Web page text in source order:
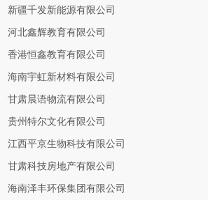
新疆千发新能源有限公司
河北鑫辉教育有限公司
香港恒鑫教育有限公司
海南宇虹新材料有限公司
甘肃晨语物流有限公司
贵州特尔文化有限公司
江西平京生物科技有限公司
甘肃科技房地产有限公司
海南泽丰环保集团有限公司